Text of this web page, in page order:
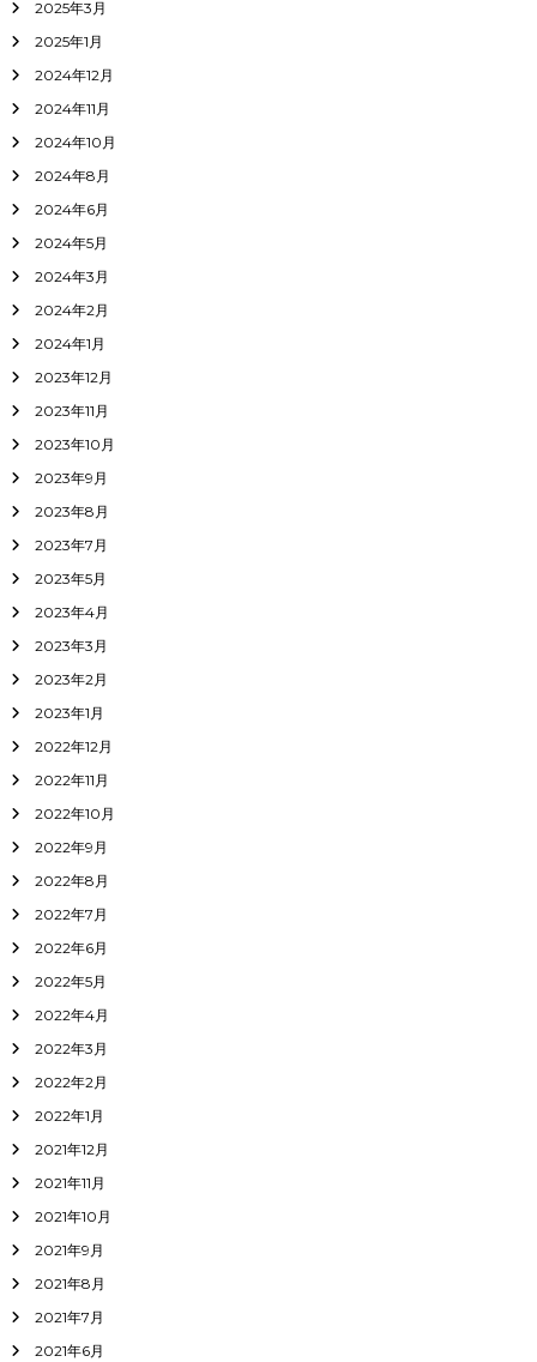
2025年3月
2025年1月
2024年12月
2024年11月
2024年10月
2024年8月
2024年6月
2024年5月
2024年3月
2024年2月
2024年1月
2023年12月
2023年11月
2023年10月
2023年9月
2023年8月
2023年7月
2023年5月
2023年4月
2023年3月
2023年2月
2023年1月
2022年12月
2022年11月
2022年10月
2022年9月
2022年8月
2022年7月
2022年6月
2022年5月
2022年4月
2022年3月
2022年2月
2022年1月
2021年12月
2021年11月
2021年10月
2021年9月
2021年8月
2021年7月
2021年6月